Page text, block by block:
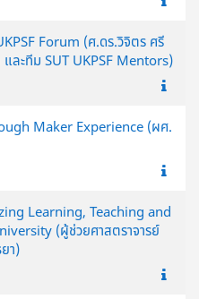
Forum (ศ.ดร.วิจิตร ศรี
ละทีม SUT UKPSF Mentors)
Maker Experience (ผศ.
Learning, Teaching and
(ผู้ช่วยศาสตราจารย์
า)